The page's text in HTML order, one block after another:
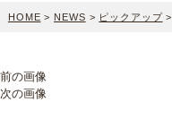
HOME > NEWS > ピックアップ>
前の画像
次の画像